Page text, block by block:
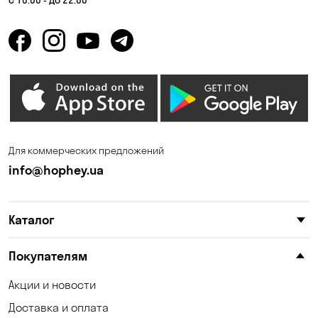
Для коммерческих предложений
info@hophey.ua
Каталог
Покупателям
Акции и новости
Доставка и оплата